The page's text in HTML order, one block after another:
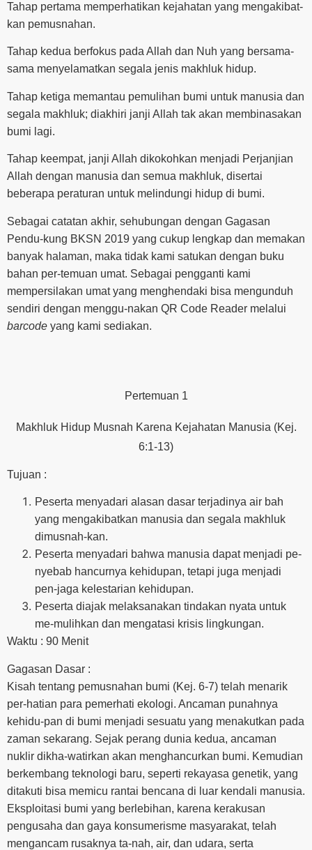
Tahap pertama memperhatikan kejahatan yang mengakibat-
kan pemusnahan.
Tahap kedua berfokus pada Allah dan Nuh yang bersama-
sama menyelamatkan segala jenis makhluk hidup.
Tahap ketiga memantau pemulihan bumi untuk manusia dan
segala makhluk; diakhiri janji Allah tak akan membinasakan
bumi lagi.
Tahap keempat, janji Allah dikokohkan menjadi Perjanjian
Allah dengan manusia dan semua makhluk, disertai
beberapa peraturan untuk melindungi hidup di bumi.
Sebagai catatan akhir, sehubungan dengan Gagasan
Pendu-kung BKSN 2019 yang cukup lengkap dan memakan
banyak halaman, maka tidak kami satukan dengan buku
bahan per-temuan umat. Sebagai pengganti kami
mempersilakan umat yang menghendaki bisa mengunduh
sendiri dengan menggu-nakan QR Code Reader melalui
barcode yang kami sediakan.
Pertemuan 1
Makhluk Hidup Musnah Karena Kejahatan Manusia (Kej.
6:1-13)
Tujuan :
Peserta menyadari alasan dasar terjadinya air bah
yang mengakibatkan manusia dan segala makhluk
dimusnah-kan.
Peserta menyadari bahwa manusia dapat menjadi pe-
nyebab hancurnya kehidupan, tetapi juga menjadi
pen-jaga kelestarian kehidupan.
Peserta diajak melaksanakan tindakan nyata untuk
me-mulihkan dan mengatasi krisis lingkungan.
Waktu : 90 Menit
Gagasan Dasar :
Kisah tentang pemusnahan bumi (Kej. 6-7) telah menarik
per-hatian para pemerhati ekologi. Ancaman punahnya
kehidu-pan di bumi menjadi sesuatu yang menakutkan pada
zaman sekarang. Sejak perang dunia kedua, ancaman
nuklir dikha-watirkan akan menghancurkan bumi. Kemudian
berkembang teknologi baru, seperti rekayasa genetik, yang
ditakuti bisa memicu rantai bencana di luar kendali manusia.
Eksploitasi bumi yang berlebihan, karena kerakusan
pengusaha dan gaya konsumerisme masyarakat, telah
mengancam rusaknya ta-nah, air, dan udara, serta